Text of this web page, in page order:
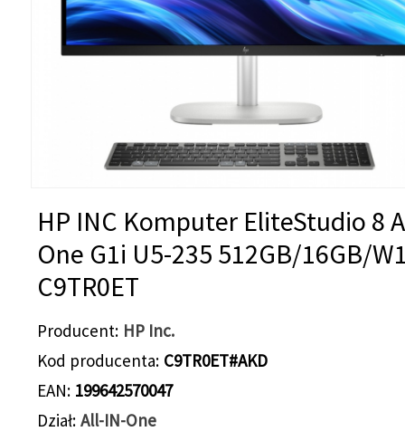
HP INC Komputer EliteStudio 8
One G1i U5-235 512GB/16GB/
C9TR0ET
Producent HP Inc.
Kod producenta C9TR0ET#AKD
EAN 199642570047
Dział All-IN-One